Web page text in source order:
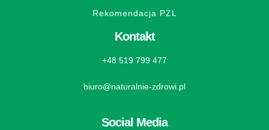
Rekomendacja PZL
Kontakt
+48 519 799 477
biuro@naturalnie-zdrowi.pl
Social Media